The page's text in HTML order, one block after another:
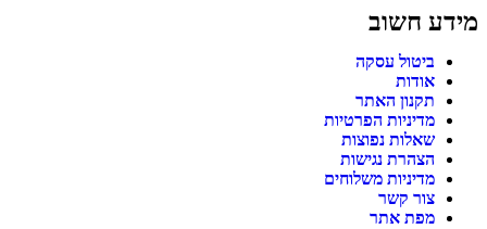
מידע חשוב
ביטול עסקה
אודות
תקנון האתר
מדיניות הפרטיות
שאלות נפוצות
הצהרת נגישות
מדיניות משלוחים
צור קשר
מפת אתר